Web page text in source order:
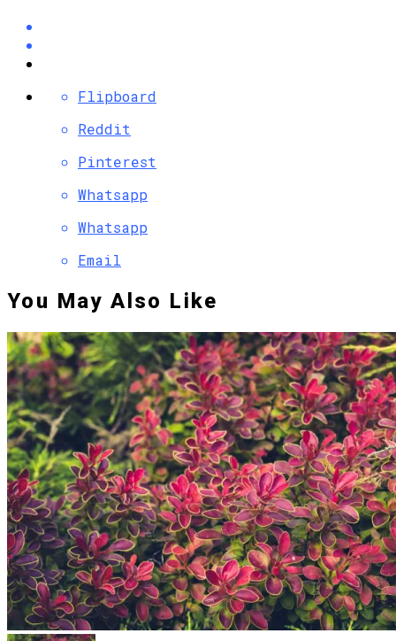
Flipboard
Reddit
Pinterest
Whatsapp
Whatsapp
Email
You May Also Like